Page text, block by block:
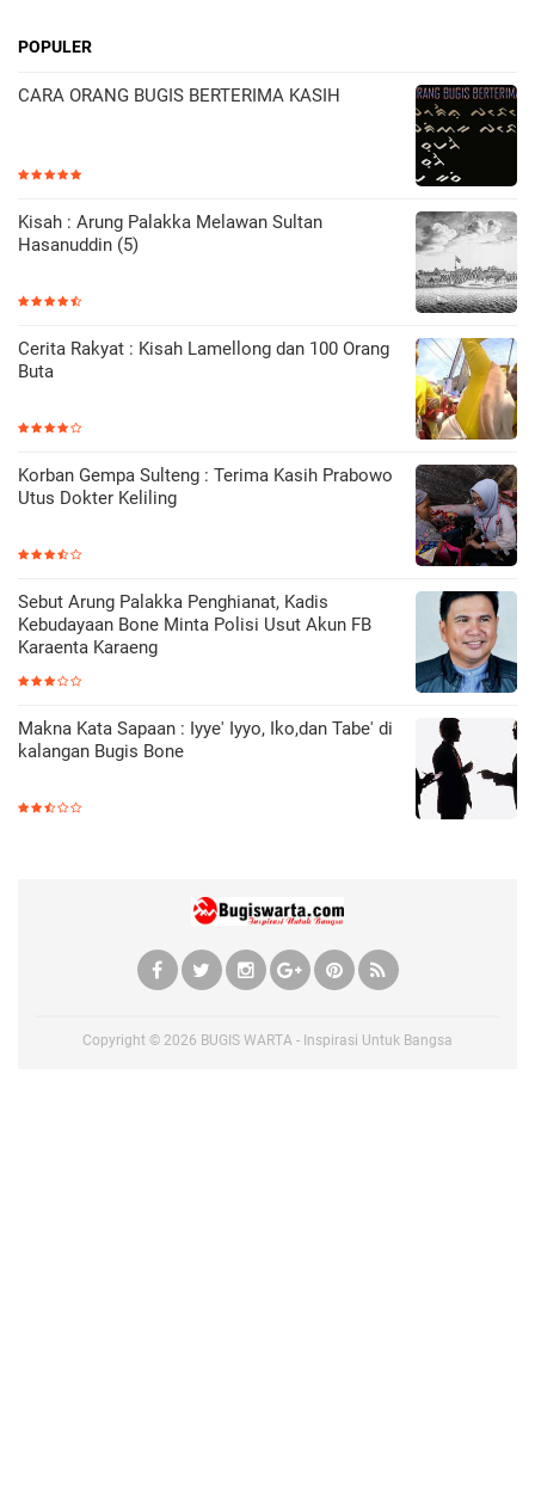
POPULER
CARA ORANG BUGIS BERTERIMA KASIH
Kisah : Arung Palakka Melawan Sultan
Hasanuddin (5)
Cerita Rakyat : Kisah Lamellong dan 100 Orang
Buta
Korban Gempa Sulteng : Terima Kasih Prabowo
Utus Dokter Keliling
Sebut Arung Palakka Penghianat, Kadis
Kebudayaan Bone Minta Polisi Usut Akun FB
Karaenta Karaeng
Makna Kata Sapaan : Iyye' Iyyo, Iko,dan Tabe' di
kalangan Bugis Bone
Copyright © 2026 BUGIS WARTA - Inspirasi Untuk Bangsa